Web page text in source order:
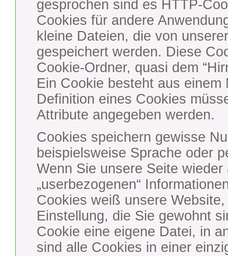
gesprochen sind es HTTP-
Cookies für andere
kleine Dateien, die von
gespeichert werden. Diese
Cookie-Ordner, quasi dem
Ein Cookie besteht aus
Definition eines Cookies
Attribute angegeben werden.
Cookies speichern gewisse
beispielsweise Sprache oder
Wenn Sie unsere Seite
„userbezogenen“
Cookies weiß unsere
Einstellung, die Sie gewohnt
Cookie eine eigene Datei, in
sind alle Cookies in einer